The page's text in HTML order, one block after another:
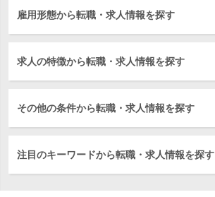
雇用形態から転職・求人情報を探す
求人の特徴から転職・求人情報を探す
その他の条件から転職・求人情報を探す
注目のキーワードから転職・求人情報を探す